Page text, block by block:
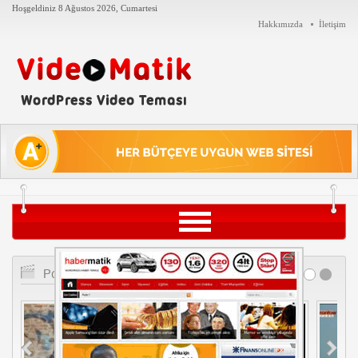
Hoşgeldiniz 8 Ağustos 2026, Cumartesi
Hakkımızda
İletişim
Siyaset
Teknoloji
Tarih
Popüler Videolar